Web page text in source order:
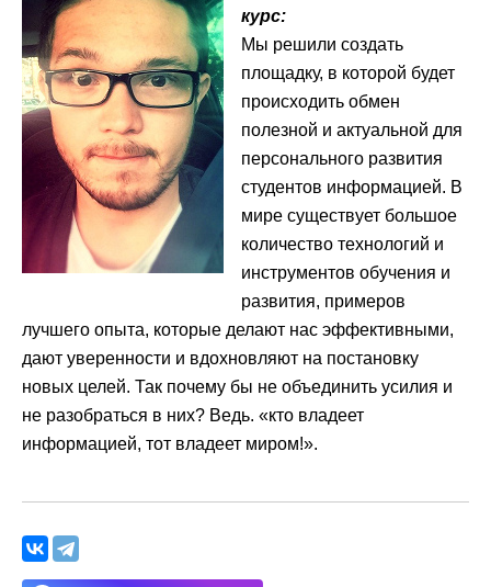
курс:
Мы решили создать
площадку, в которой будет
происходить обмен
полезной и актуальной для
персонального развития
студентов информацией. В
мире существует большое
количество технологий и
инструментов обучения и
развития, примеров
лучшего опыта, которые делают нас эффективными,
дают уверенности и вдохновляют на постановку
новых целей. Так почему бы не объединить усилия и
не разобраться в них? Ведь. «кто владеет
информацией, тот владеет миром!».